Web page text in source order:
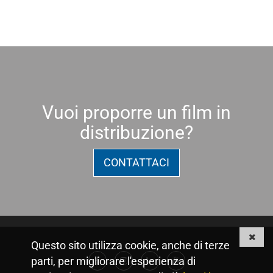
Vuoi proporre un film in
distribuzione?
CONTATTACI
FacebookInstagramLinkedinYoutube
Questo sito utilizza cookie, anche di terze
parti, per migliorare l'esperienza di